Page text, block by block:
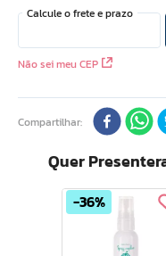
Não sei meu CEP
Compartilhar
Quer
36%